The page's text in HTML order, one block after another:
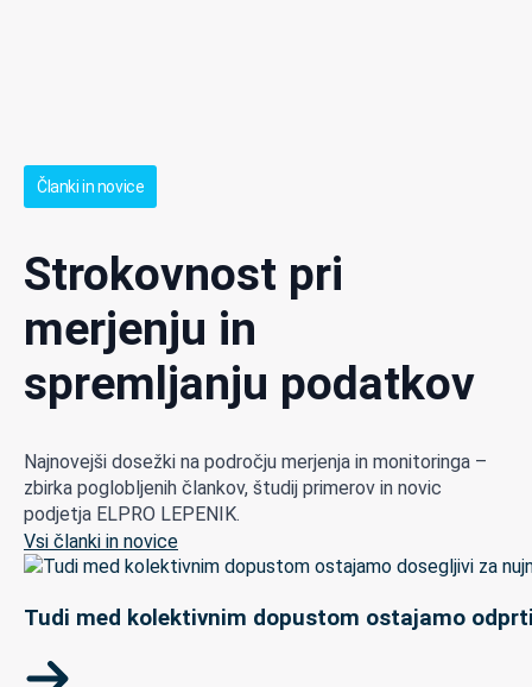
Članki in novice
Strokovnost pri
merjenju in
spremljanju podatkov
Najnovejši dosežki na področju merjenja in monitoringa –
zbirka poglobljenih člankov, študij primerov in novic
podjetja ELPRO LEPENIK.
Vsi članki in novice
Tudi med kolektivnim dopustom ostajamo